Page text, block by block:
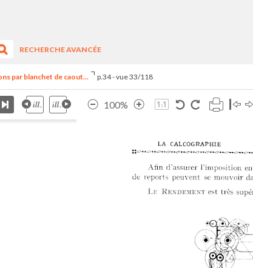
RECHERCHE AVANCÉE
par blanchet de caout... p.34 - vue 33/118
100%